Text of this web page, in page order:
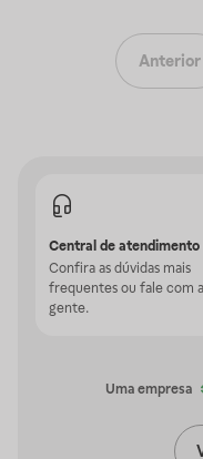
Anterior
Central de atendimento
Confira as dúvidas mais
frequentes ou fale com a
gente.
Uma empresa